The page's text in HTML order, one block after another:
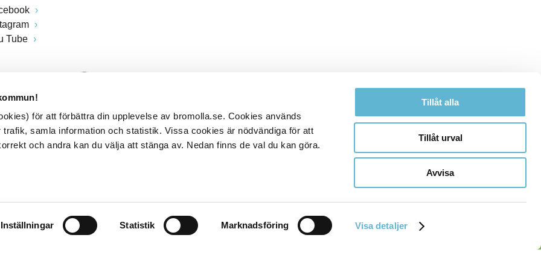
för att förbättra din upplevelse av bromolla.se. Cookies används
samla information och statistik. Vissa cookies är nödvändiga för att
och andra kan du välja att stänga av. Nedan finns de val du kan göra.
Inställningar Statistik Marknadsföring Visa detaljer
Tillåt alla
Tillåt urval
Avvisa
Tube